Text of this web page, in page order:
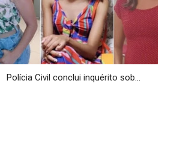
Polícia Civil conclui inquérito sob...